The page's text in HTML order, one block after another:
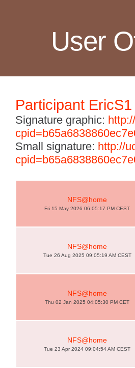
User
Participant EricS1
Signature graphic:
Small signature: http://
NFS@home
Fri 15 May 2026 06:05:17 PM CEST
NFS@home
Tue 26 Aug 2025 09:05:19 AM CEST
NFS@home
Thu 02 Jan 2025 04:05:30 PM CET
NFS@home
Tue 23 Apr 2024 09:04:54 AM CEST